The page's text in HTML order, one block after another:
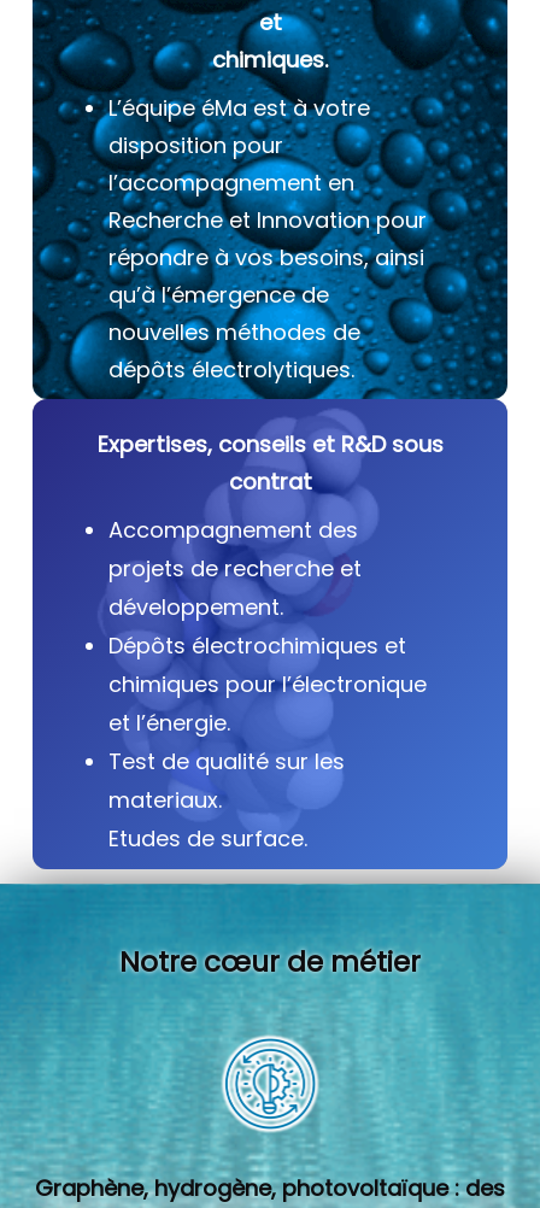
et
chimiques.
L’équipe éMa est à votre
disposition pour
l’accompagnement en
Recherche et Innovation pour
répondre à vos besoins, ainsi
qu’à l’émergence de
nouvelles méthodes de
dépôts électrolytiques.
Expertises, conseils et R&D sous
contrat
Accompagnement des
projets de recherche et
développement.
Dépôts électrochimiques et
chimiques pour l’électronique
et l’énergie.
Test de qualité sur les
materiaux.
Etudes de surface.
Notre cœur de métier
Graphène, hydrogène, photovoltaïque : des